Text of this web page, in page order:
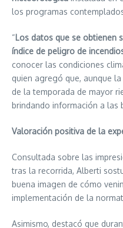
los programas
“Los datos que se obtienen
índice de peligro de
conocer las condiciones
quien agregó que, aunque
de la temporada de mayor
brindando información a las
Valoración positiva de la
Consultada sobre las
tras la recorrida, Alberti
buena imagen de cómo
implementación de la
Asimismo, destacó que